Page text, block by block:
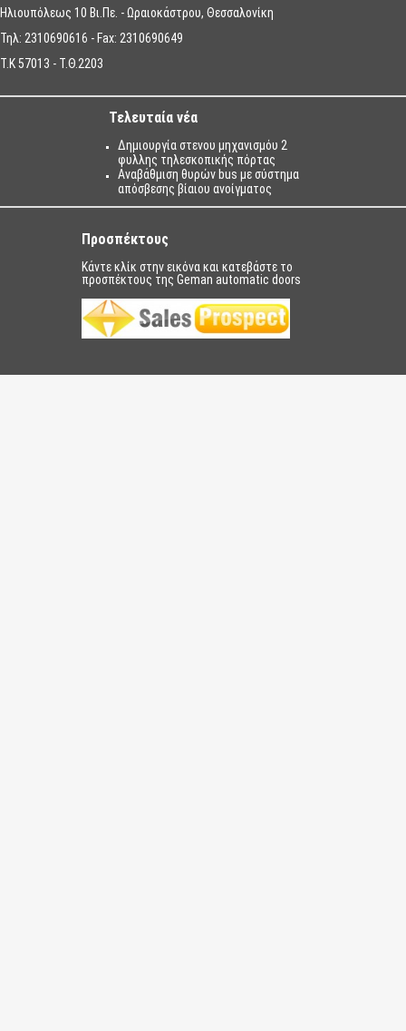
Ηλιουπόλεως 10 Βι.Πε. - Ωραιοκάστρου, Θεσσαλονίκη
Τηλ: 2310690616 - Fax: 2310690649
T.K 57013 - T.Θ.2203
Τελευταία νέα
Δημιουργία στενου μηχανισμόυ 2
φυλλης τηλεσκοπικής πόρτας
Αναβάθμιση θυρών bus με σύστημα
απόσβεσης βίαιου ανοίγματος
Προσπέκτους
Κάντε κλίκ στην εικόνα και κατεβάστε το
προσπέκτους της Geman automatic doors